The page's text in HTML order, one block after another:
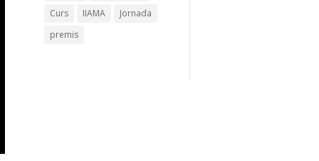
Curs
IIAMA
Jornada
premis